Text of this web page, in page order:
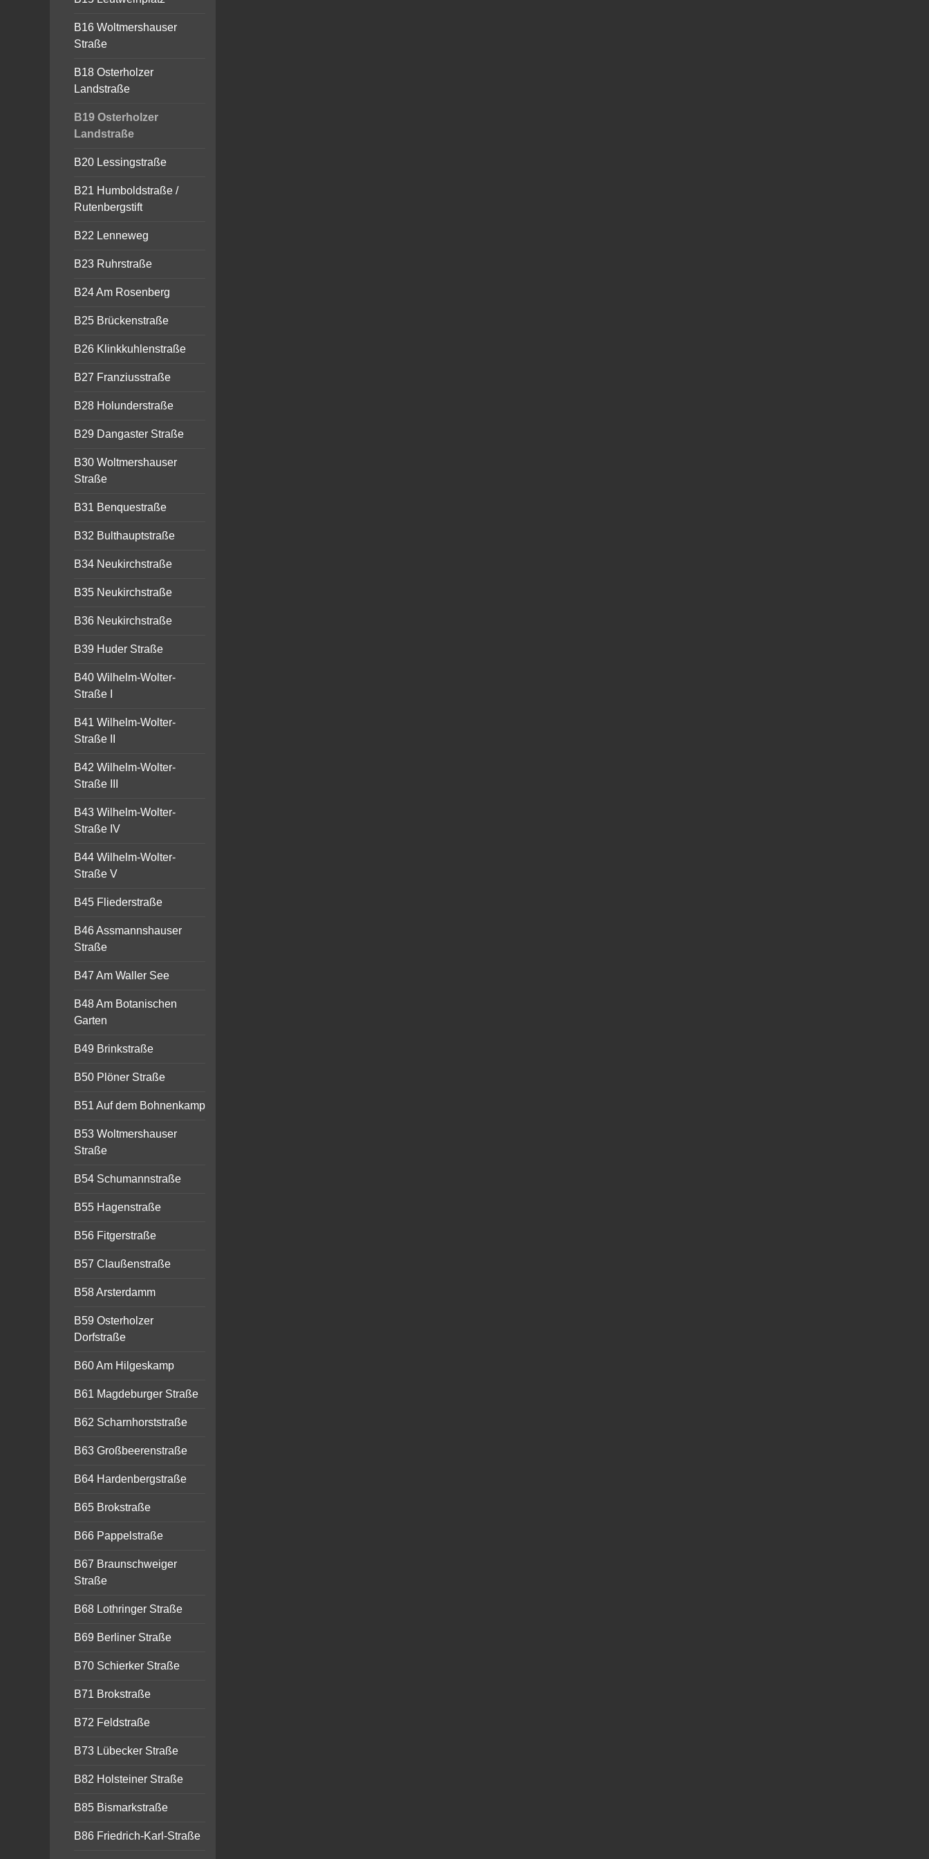
B16 Woltmershauser
Straße
B18 Osterholzer
Landstraße
B19 Osterholzer
Landstraße
B20 Lessingstraße
B21 Humboldstraße /
Rutenbergstift
B22 Lenneweg
B23 Ruhrstraße
B24 Am Rosenberg
B25 Brückenstraße
B26 Klinkkuhlenstraße
B27 Franziusstraße
B28 Holunderstraße
B29 Dangaster Straße
B30 Woltmershauser
Straße
B31 Benquestraße
B32 Bulthauptstraße
B34 Neukirchstraße
B35 Neukirchstraße
B36 Neukirchstraße
B39 Huder Straße
B40 Wilhelm-Wolter-
Straße I
B41 Wilhelm-Wolter-
Straße II
B42 Wilhelm-Wolter-
Straße III
B43 Wilhelm-Wolter-
Straße IV
B44 Wilhelm-Wolter-
Straße V
B45 Fliederstraße
B46 Assmannshauser
Straße
B47 Am Waller See
B48 Am Botanischen
Garten
B49 Brinkstraße
B50 Plöner Straße
B51 Auf dem Bohnenkamp
B53 Woltmershauser
Straße
B54 Schumannstraße
B55 Hagenstraße
B56 Fitgerstraße
B57 Claußenstraße
B58 Arsterdamm
B59 Osterholzer
Dorfstraße
B60 Am Hilgeskamp
B61 Magdeburger Straße
B62 Scharnhorststraße
B63 Großbeerenstraße
B64 Hardenbergstraße
B65 Brokstraße
B66 Pappelstraße
B67 Braunschweiger
Straße
B68 Lothringer Straße
B69 Berliner Straße
B70 Schierker Straße
B71 Brokstraße
B72 Feldstraße
B73 Lübecker Straße
B82 Holsteiner Straße
B85 Bismarkstraße
B86 Friedrich-Karl-Straße